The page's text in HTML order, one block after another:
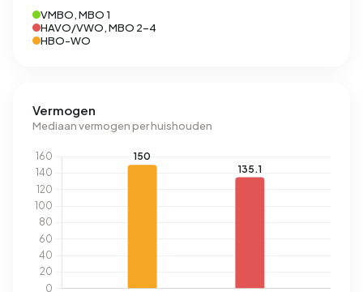
VMBO, MBO 1
HAVO/VWO, MBO 2-4
HBO-WO
Vermogen
Mediaan vermogen per huishouden